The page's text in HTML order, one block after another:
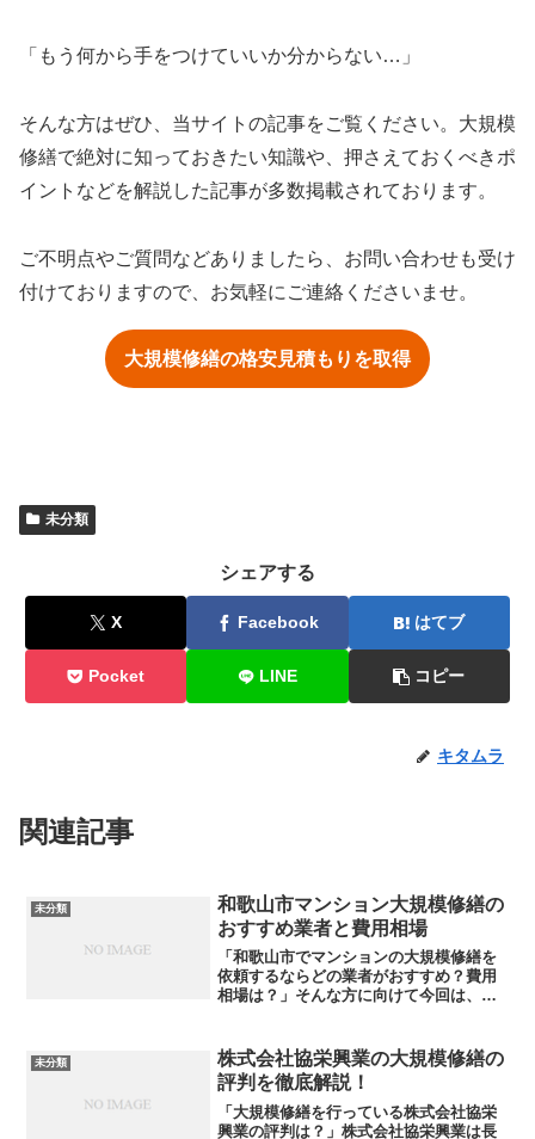
「もう何から手をつけていいか分からない…」
そんな方はぜひ、当サイトの記事をご覧ください。大規模
修繕で絶対に知っておきたい知識や、押さえておくべきポ
イントなどを解説した記事が多数掲載されております。
ご不明点やご質問などありましたら、お問い合わせも受け
付けておりますので、お気軽にご連絡くださいませ。
大規模修繕の格安見積もりを取得
未分類
シェアする
X Facebook はてブ
Pocket LINE コピー
キタムラ
関連記事
未分類
和歌山市マンション大規模修繕の
おすすめ業者と費用相場
「和歌山市でマンションの大規模修繕を
依頼するならどの業者がおすすめ？費用
相場は？」そんな方に向けて今回は、和
しますので、ぜひ参考にしてみてくださ
い。大規模修繕の格安見積...
未分類
株式会社協栄興業の大規模修繕の
評判を徹底解説！
「大規模修繕を行っている株式会社協栄
興業の評判は？」株式会社協栄興業は長